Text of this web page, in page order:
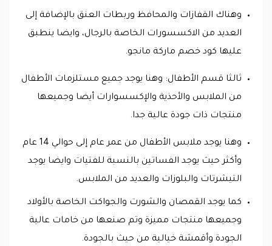
وهناك القفازات والمحافظ وربطات العنق بالإضافة إلى
العديد من الاكسسورات الخاصة بالرجال، وايضا ينطبق
عليها كود خصم ماركة مانجو.
ثالثا قسم الأطفال: وهنا يوجد جميع مستلزمات الأطفال
من الملابس والأحذية والإكسسوارات أيضا وجميعها
منتجات ذات جودة عالية جدا.
وهنا يوجد ملابس الأطفال من عمر عام إلى حوالي 14 عام
وأكثر حيث يوجد الفساتين بالنسبة للفتيات وايضا يوجد
التيشرتات والبلوزات والعديد من الملابس.
كما يوجد القمصان والشورت والجواكت الخاصة بالأولاد
وجميعها منتجات مميزة وتم صنعها من خامات عالية
الجودة وأقمشة خيالية من حيث بالجودة.